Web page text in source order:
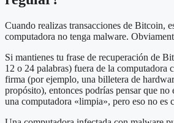
Cuando realizas transacciones de Bitcoin,
computadora no tenga malware.
Si mantienes tu frase de recuperación de
12 o 24 palabras) fuera de la computadora
firma (por ejemplo, una billetera de
propósito), entonces podrías pensar que no
una computadora «limpia», pero eso no es